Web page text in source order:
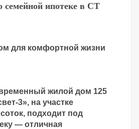
семейной ипотеке в СТ
для комфортной жизни
жилой дом 125
3», на участке
подходит под
— отличная